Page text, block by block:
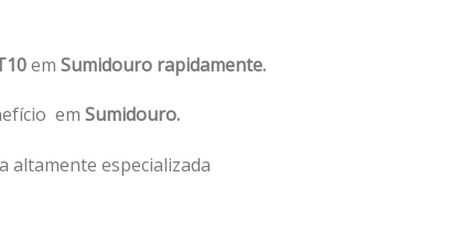
em Sumidouro rapidamente.
em Sumidouro.
altamente especializada